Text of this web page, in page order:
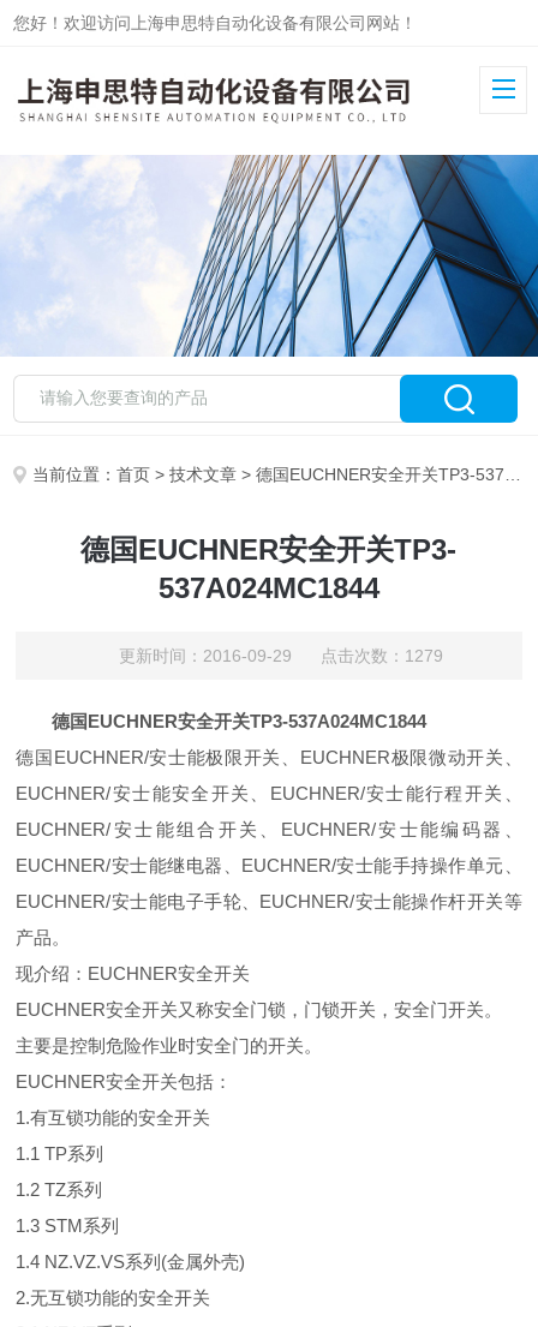
您好！欢迎访问上海申思特自动化设备有限公司网站！
当前位置：首页 >技术文章 > 德国EUCHNER安全开关TP3-537A024MC1844
德国EUCHNER安全开关TP3-
537A024MC1844
更新时间：2016-09-29 点击次数：1279
德国EUCHNER安全开关TP3-537A024MC1844
德国EUCHNER/安士能极限开关、EUCHNER极限微动开关、
EUCHNER/安士能安全开关、EUCHNER/安士能行程开关、
EUCHNER/安士能组合开关、EUCHNER/安士能编码器、
EUCHNER/安士能继电器、EUCHNER/安士能手持操作单元、
EUCHNER/安士能电子手轮、EUCHNER/安士能操作杆开关等
产品。
现介绍：EUCHNER安全开关
EUCHNER安全开关又称安全门锁，门锁开关，安全门开关。
主要是控制危险作业时安全门的开关。
EUCHNER安全开关包括：
1.有互锁功能的安全开关
1.1 TP系列
1.2 TZ系列
1.3 STM系列
1.4 NZ.VZ.VS系列(金属外壳)
2.无互锁功能的安全开关